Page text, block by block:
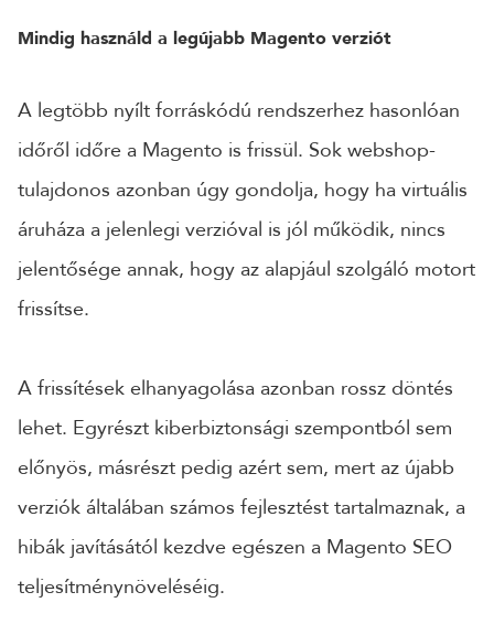
Mindig használd a legújabb Magento verziót
A legtöbb nyílt forráskódú rendszerhez hasonlóan
időről időre a Magento is frissül. Sok webshop-
tulajdonos azonban úgy gondolja, hogy ha virtuális
áruháza a jelenlegi verzióval is jól működik, nincs
jelentősége annak, hogy az alapjául szolgáló motort
frissítse.
A frissítések elhanyagolása azonban rossz döntés
lehet. Egyrészt kiberbiztonsági szempontból sem
előnyös, másrészt pedig azért sem, mert az újabb
verziók általában számos fejlesztést tartalmaznak, a
hibák javításától kezdve egészen a Magento SEO
teljesítménynöveléséig.